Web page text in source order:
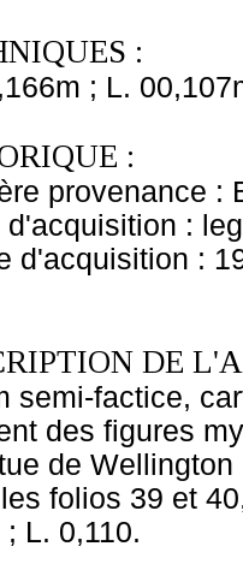
:
; L.
:
provenance :
d'acquisition :
d'acquisition :
DE
semi-factice,
des figures
de
folios 39 et
L. 0,110.